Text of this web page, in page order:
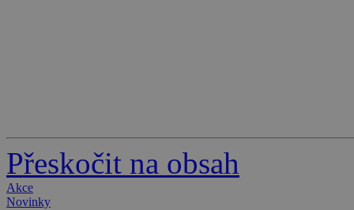
Přeskočit na obsah
Akce
Novinky